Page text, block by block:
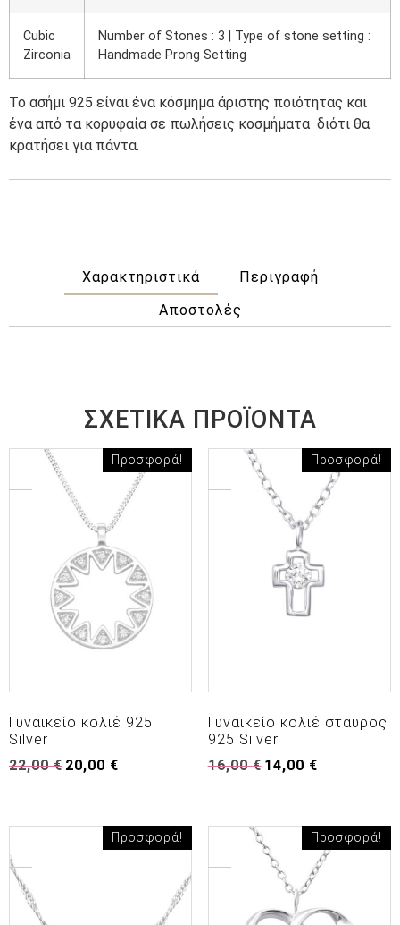
Cubic
Zirconia
Number of Stones : 3 | Type of stone setting :
Handmade Prong Setting
Το ασήμι 925 είναι ένα κόσμημα άριστης ποιότητας και
ένα από τα κορυφαία σε πωλήσεις κοσμήματα διότι θα
κρατήσει για πάντα.
Χαρακτηριστικά
Περιγραφή
Αποστολές
ΣΧΕΤΙΚΆ ΠΡΟΪΌΝΤΑ
Προσφορά!
Γυναικείο κολιέ 925
Silver
22,00€ Original
20,00 €
20,00 €.
Προσφορά!
Γυναικείο κολιέ σταυρος
925 Silver
16,00€ Original
14,00 €Η
14,00 €.
Προσφορά! Προσφορά!